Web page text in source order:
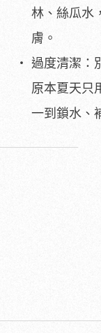
林、絲瓜水
膚。
過度清潔：
原本夏天只
一到鎖水、